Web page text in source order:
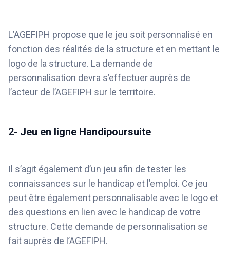
L’AGEFIPH propose que le jeu soit personnalisé en
fonction des réalités de la structure et en mettant le
logo de la structure. La demande de
personnalisation devra s’effectuer auprès de
l’acteur de l’AGEFIPH sur le territoire.
2- Jeu en ligne Handipoursuite
Il s’agit également d’un jeu afin de tester les
connaissances sur le handicap et l’emploi. Ce jeu
peut être également personnalisable avec le logo et
des questions en lien avec le handicap de votre
structure. Cette demande de personnalisation se
fait auprès de l’AGEFIPH.